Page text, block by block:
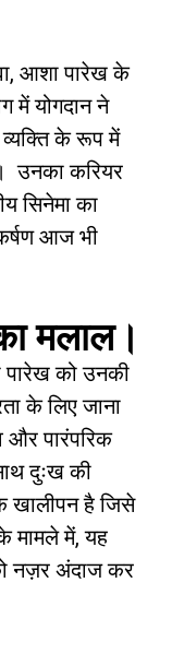
, आशा पारेख के
में योगदान ने
व्यक्ति के रूप में
उनका करियर
सिनेमा का
आज भी
मलाल।
पारेख को उनकी
के लिए जाना
और पारंपरिक
दुःख की
खालीपन है जिसे
मामले में,यह
नज़र अंदाज कर